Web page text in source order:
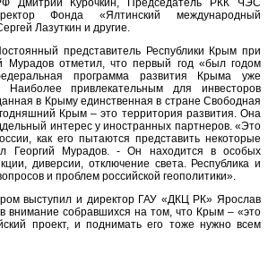
Дмитрий Курочкин, Председатель РКК ЧЭС
Фонда «Ялтинский международный
Лазуткин и другие.
представитель Республики Крым при
Мурадов отметил, что первый год «был годом
программа развития Крыма уже
привлекательным для инвесторов
в Крыму единственная в стране Свободная
Крым – это территория развития. Она
интерес у иностранных партнеров. «Это
как его пытаются представить некоторые
Георгий Мурадов. - Он находится в особых
диверсии, отключение света. Республика и
и проблем российской геополитики».
выступил и директор ГАУ «ДКЦ РК» Ярослав
внимание собравшихся на том, что Крым – «это
проект, и поднимать его тоже нужно всем